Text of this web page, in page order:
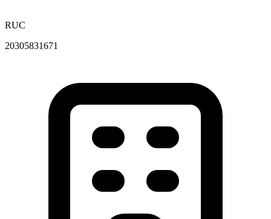
RUC
20305831671